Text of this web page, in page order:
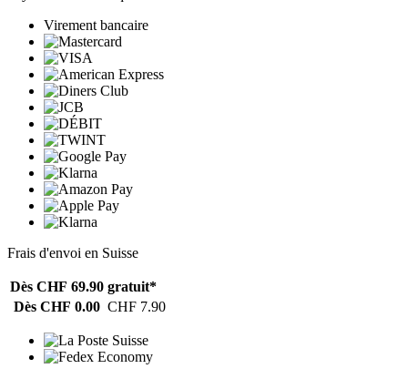
Virement bancaire
Frais d'envoi en Suisse
Dès CHF 69.90 gratuit*
Dès CHF 0.00 CHF 7.90